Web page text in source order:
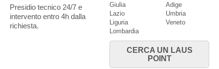
Presidio tecnico 24/7 e
intervento entro 4h dalla
richiesta.
Giulia
Lazio
Liguria
Lombardia
Adige
Umbria
Veneto
CERCA UN LAUS
POINT